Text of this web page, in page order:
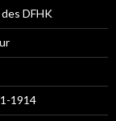
DFHK
1914